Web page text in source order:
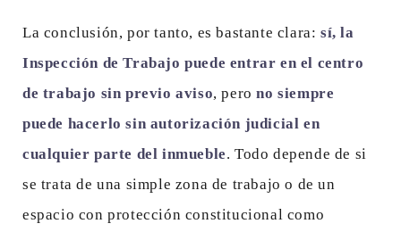
La conclusión, por tanto, es bastante clara: sí, la
Inspección de Trabajo puede entrar en el centro
de trabajo sin previo aviso, perono siempre
puede hacerlo sin autorización judicial en
cualquier parte del inmueble. Todo depende de si
se trata de una simple zona de trabajo o de un
espacio con protección constitucional como